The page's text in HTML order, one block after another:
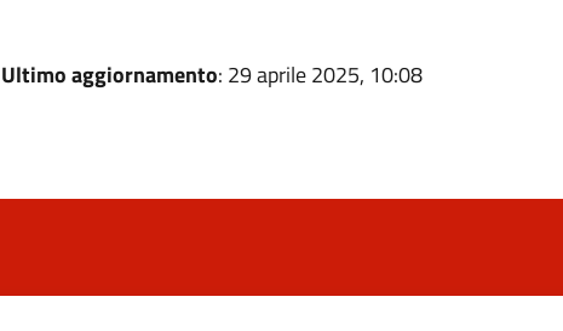
Ultimo aggiornamento: 29 aprile 2025, 10:08